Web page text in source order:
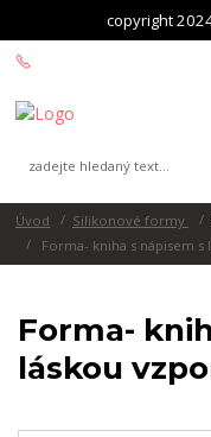
copyright
Úvod Silikonové formy
Forma- kniha s nápisem
Forma-
láskou